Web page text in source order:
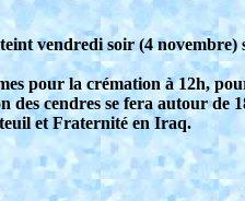
vendredi soir (4 novembre)
pour la crémation à 12h,
cendres se fera autour de
et Fraternité en Iraq.